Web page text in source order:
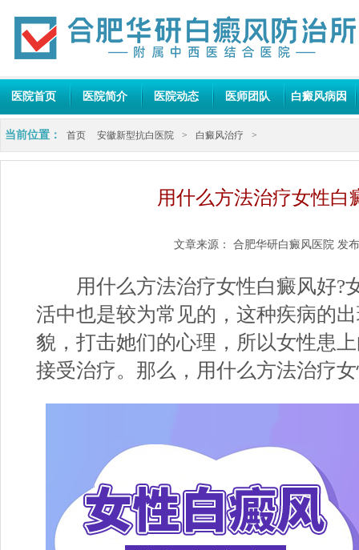
医院首页 医院简介 医院动态 医师团队 白癜风病因
当前位置： 首页 安徽新型抗白医院 > 白癜风治疗 >
用什么方法治疗女性白
文章来源： 合肥华研白癜风医院 发
用什么方法治疗女性白癜风好?
活中也是较为常见的，这种疾病的
貌，打击她们的心理，所以女性患
接受治疗。那么，用什么方法治疗